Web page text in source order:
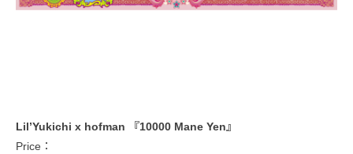
Lil’Yukichi x hofman 『10000 Mane Yen』
Price：